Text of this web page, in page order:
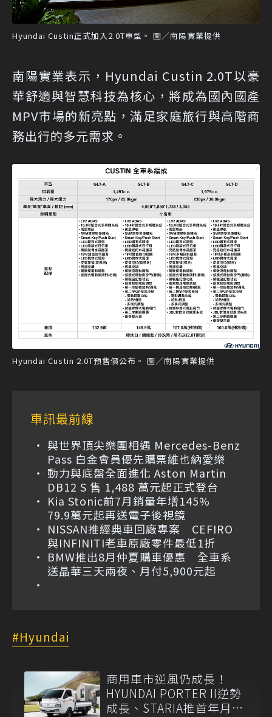
Hyundai Custin正式加入2.0T車型。 圖／南陽實業提供
南陽實業表示，Hyundai Custin 2.0T以豪
華舒適與智慧科技為核心，將成為國內國產
MPV市場的新亮點，滿足家庭旅行與高階商
務出行的多元需求。
Hyundai Custin 2.0T預售價公布。 圖／南陽實業提供
車訊最前線
與世界頂尖樂團相遇 Mercedes-Benz
Pass 白金會員優先購票維也納愛樂
動力與底盤全面進化 Aston Martin
DB12 S 售 1,488 萬元起正式登台
Kia Stonic前7月銷量年增145%
79.9萬元起再送電子後視鏡
NISSAN推經典車回廠專案 CEFIRO
與INFINITI老車原廠零件最低1折
BMW推出8月仲夏購車優惠 全車系
送晶華三天兩夜、月付5,900元起
Hyundai
商用車市逆風仍成長！
HYUNDAI PORTER II逆勢
成長、STARIA推首年月付